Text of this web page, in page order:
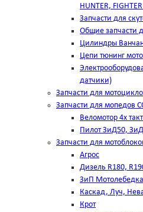
HUNTER,
Запчасти для
Общие запчасти
Цилиндры
Цепи тюнинг мото
датчики)
Запчасти для
Запчасти для мопедов
Веломотор 4х
Пилот ЗиД50, ЗиД
Запчасти для
Агрос
Дизель R180,
ЗиП
Каскад, Луч,
Крот